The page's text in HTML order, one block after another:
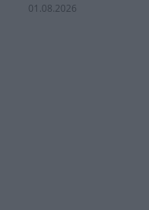
01.08.2026